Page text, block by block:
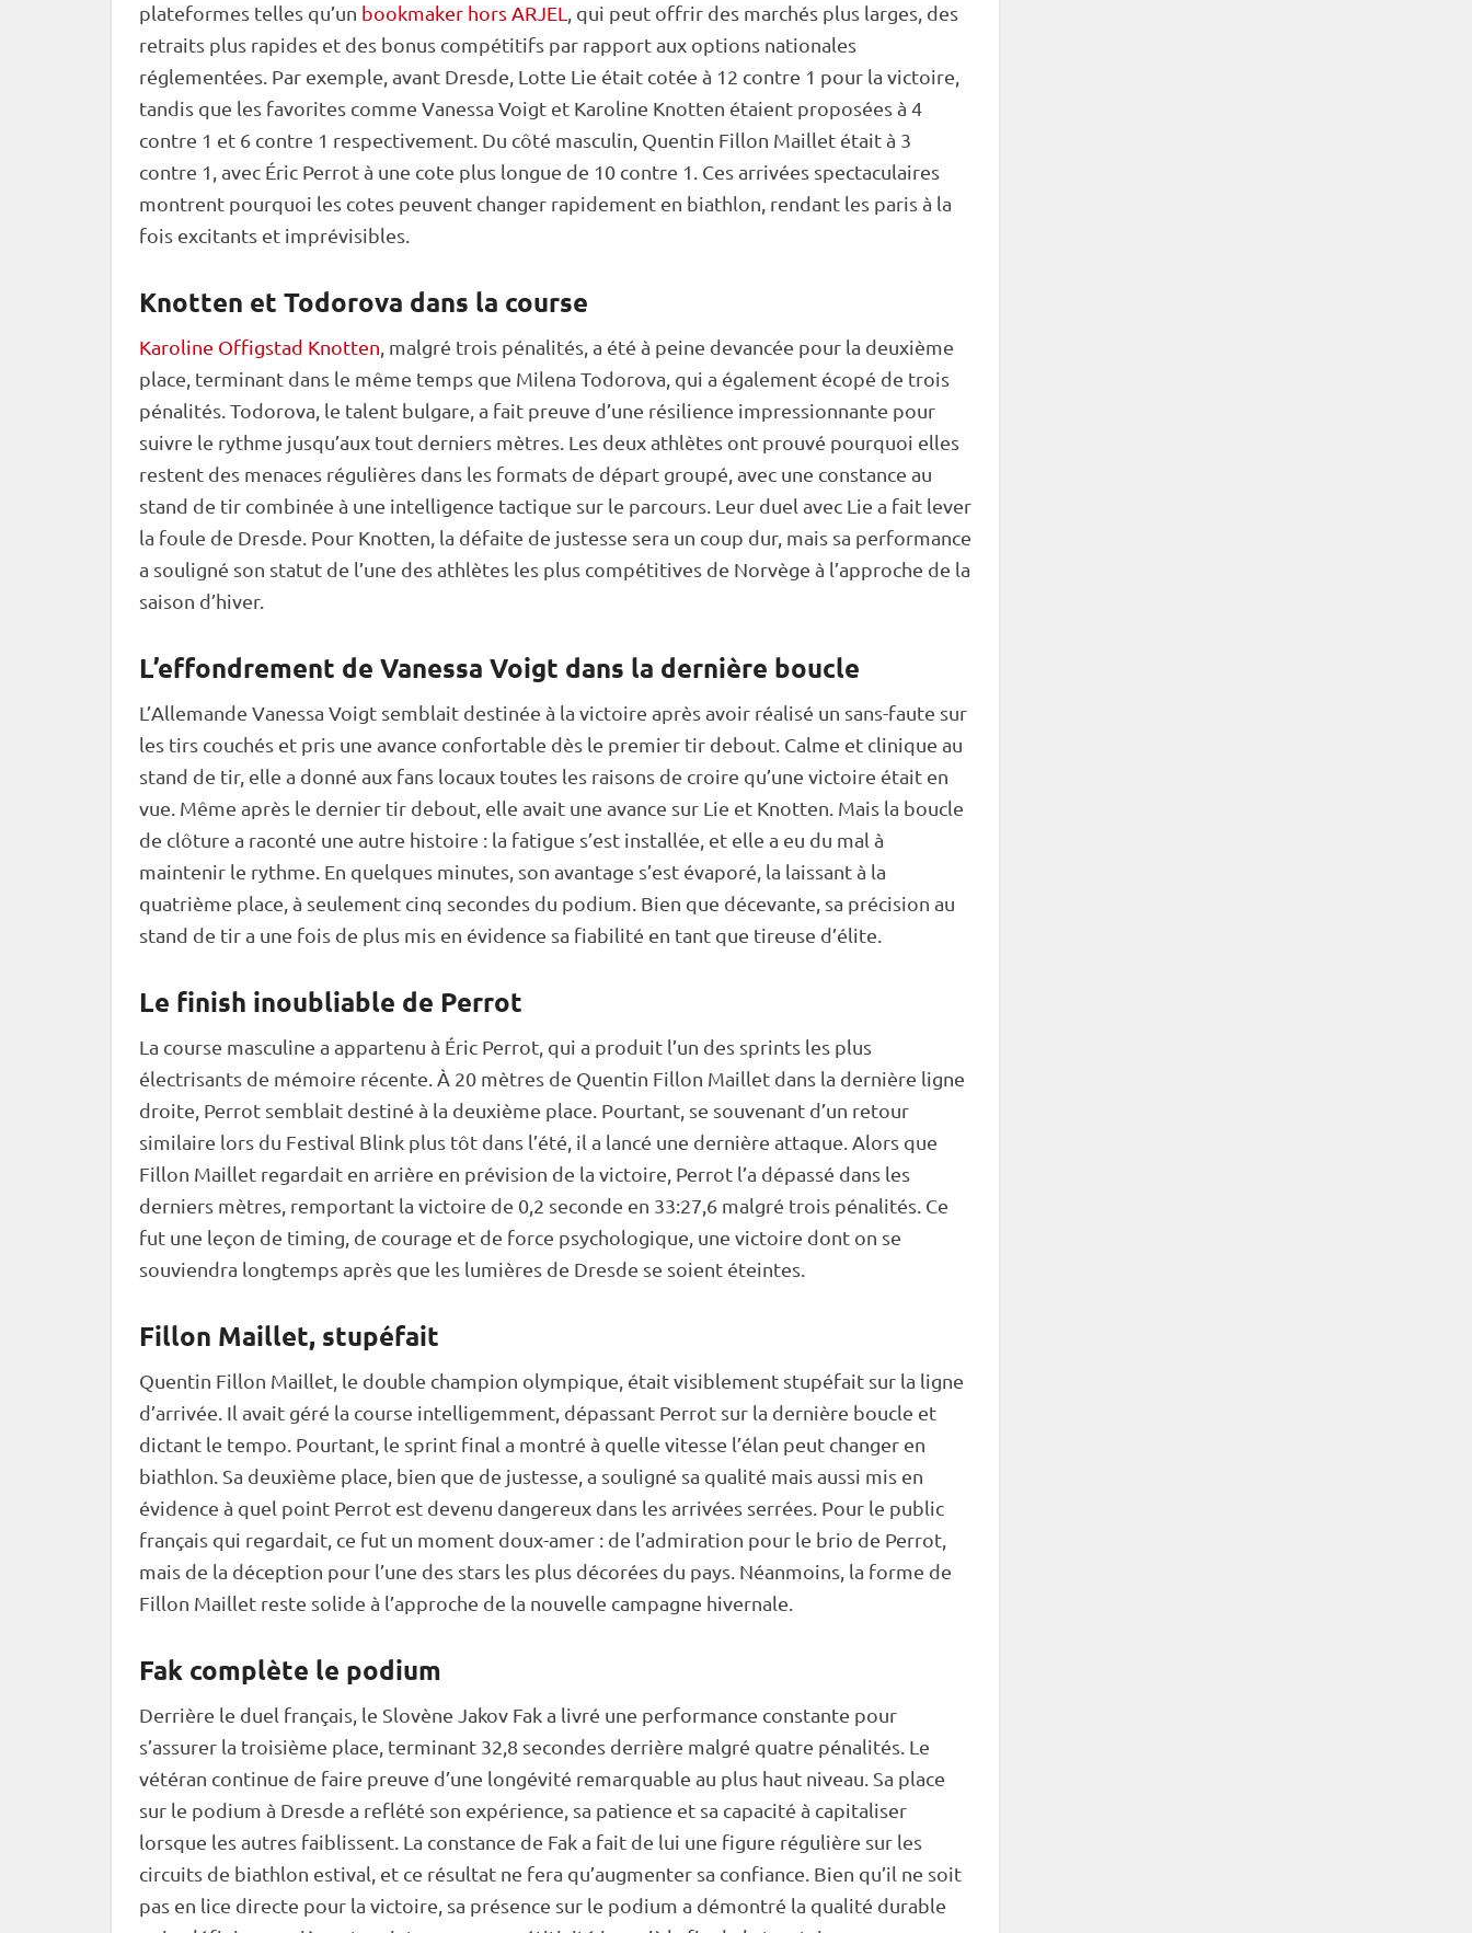
plateformes telles qu’un bookmaker hors ARJEL
, qui peut offrir des marchés plus larges, des
retraits plus rapides et des bonus compétitifs par rapport aux options nationales
réglementées. Par exemple, avant Dresde, Lotte Lie était cotée à 12 contre 1 pour la victoire,
tandis que les favorites comme Vanessa Voigt et Karoline Knotten étaient proposées à 4
contre 1 et 6 contre 1 respectivement. Du côté masculin, Quentin Fillon Maillet était à 3
contre 1, avec Éric Perrot à une cote plus longue de 10 contre 1. Ces arrivées spectaculaires
montrent pourquoi les cotes peuvent changer rapidement en biathlon, rendant les paris à la
fois excitants et imprévisibles.
Knotten et Todorova dans la course
Karoline Offigstad Knotten , malgré trois pénalités, a été à peine devancée pour la deuxième
place, terminant dans le même temps que Milena Todorova, qui a également écopé de trois
pénalités. Todorova, le talent bulgare, a fait preuve d’une résilience impressionnante pour
suivre le rythme jusqu’aux tout derniers mètres. Les deux athlètes ont prouvé pourquoi elles
restent des menaces régulières dans les formats de départ groupé, avec une constance au
stand de tir combinée à une intelligence tactique sur le parcours. Leur duel avec Lie a fait lever
la foule de Dresde. Pour Knotten, la défaite de justesse sera un coup dur, mais sa performance
a souligné son statut de l’une des athlètes les plus compétitives de Norvège à l’approche de la
saison d’hiver.
L’effondrement de Vanessa Voigt dans la dernière boucle
L’Allemande Vanessa Voigt semblait destinée à la victoire après avoir réalisé un sans-faute sur
les tirs couchés et pris une avance confortable dès le premier tir debout . Calme et clinique au
stand de tir, elle a donné aux fans locaux toutes les raisons de croire qu’une victoire était en
vue. Même après le dernier tir debout , elle avait une avance sur Lie et Knotten. Mais la boucle
de clôture a raconté une autre histoire : la fatigue s’est installée, et elle a eu du mal à
maintenir le rythme. En quelques minutes, son avantage s’est évaporé, la laissant à la
quatrième place, à seulement cinq secondes du podium. Bien que décevante, sa précision au
stand de tir a une fois de plus mis en évidence sa fiabilité en tant que tireuse d’élite.
Le finish inoubliable de Perrot
La course masculine a appartenu à Éric Perrot, qui a produit l’un des sprints les plus
électrisants de mémoire récente. À 20 mètres de Quentin Fillon Maillet dans la dernière ligne
droite, Perrot semblait destiné à la deuxième place. Pourtant, se souvenant d’un retour
similaire lors du Festival Blink plus tôt dans l’été, il a lancé une dernière attaque. Alors que
Fillon Maillet regardait en arrière en prévision de la victoire, Perrot l’a dépassé dans les
derniers mètres, remportant la victoire de 0,2 seconde en 33:27,6 malgré trois pénalités. Ce
fut une leçon de timing, de courage et de force psychologique, une victoire dont on se
souviendra longtemps après que les lumières de Dresde se soient éteintes.
Fillon Maillet, stupéfait
Quentin Fillon Maillet, le double champion olympique, était visiblement stupéfait sur la ligne
d’arrivée. Il avait géré la course intelligemment, dépassant Perrot sur la dernière boucle et
dictant le tempo. Pourtant, le sprint final a montré à quelle vitesse l’élan peut changer en
biathlon. Sa deuxième place, bien que de justesse, a souligné sa qualité mais aussi mis en
évidence à quel point Perrot est devenu dangereux dans les arrivées serrées. Pour le public
français qui regardait, ce fut un moment doux-amer : de l’admiration pour le brio de Perrot,
mais de la déception pour l’une des stars les plus décorées du pays. Néanmoins, la forme de
Fillon Maillet reste solide à l’approche de la nouvelle campagne hivernale.
Fak complète le podium
Derrière le duel français, le Slovène Jakov Fak a livré une performance constante pour
s’assurer la troisième place, terminant 32,8 secondes derrière malgré quatre pénalités. Le
vétéran continue de faire preuve d’une longévité remarquable au plus haut niveau. Sa place
sur le podium à Dresde a reflété son expérience, sa patience et sa capacité à capitaliser
lorsque les autres faiblissent. La constance de Fak a fait de lui une figure régulière sur les
circuits de biathlon estival, et ce résultat ne fera qu’augmenter sa confiance. Bien qu’il ne soit
pas en lice directe pour la victoire, sa présence sur le podium a démontré la qualité durable